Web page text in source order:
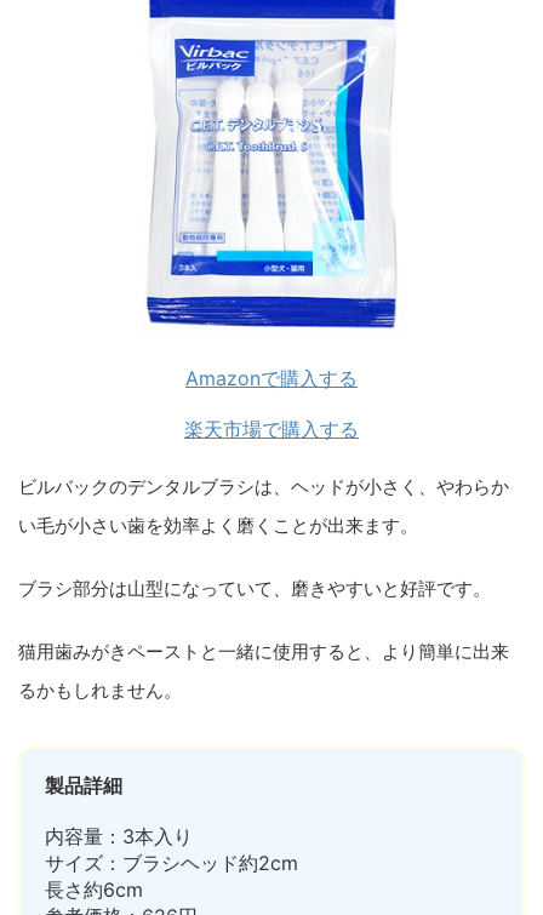
Amazonで購入する
楽天市場で購入する
ビルバックのデンタルブラシは、ヘッドが小さく、やわらか
い毛が小さい歯を効率よく磨くことが出来ます。
ブラシ部分は山型になっていて、磨きやすいと好評です。
猫用歯みがきペーストと一緒に使用すると、より簡単に出来
るかもしれません。
製品詳細
内容量：3本入り
サイズ：ブラシヘッド約2cm
長さ約6cm